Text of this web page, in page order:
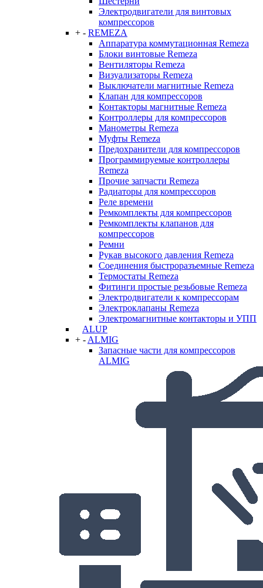
Электродвигатели для винтовых
компрессоров
+ - REMEZA
Аппаратура коммутационная Remeza
Блоки винтовые Remeza
Вентиляторы Remeza
Визуализаторы Remeza
Выключатели магнитные Remeza
Клапан для компрессоров
Контакторы магнитные Remeza
Контроллеры для компрессоров
Манометры Remeza
Муфты Remeza
Предохранители для компрессоров
Программируемые контроллеры
Remeza
Прочие запчасти Remeza
Радиаторы для компрессоров
Реле времени
Ремкомплекты для компрессоров
Ремкомплекты клапанов для
компрессоров
Ремни
Рукав высокого давления Remeza
Соединения быстроразъемные Remeza
Термостаты Remeza
Фитинги простые резьбовые Remeza
Электродвигатели к компрессорам
Электроклапаны Remeza
Электромагнитные контакторы и УПП
ALUP
+ - ALMIG
Запасные части для компрессоров
ALMIG